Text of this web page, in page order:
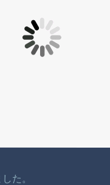
た。